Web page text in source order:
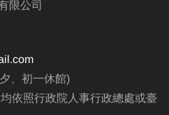
限公司
、初一休館)
依照行政院人事行政總處或臺